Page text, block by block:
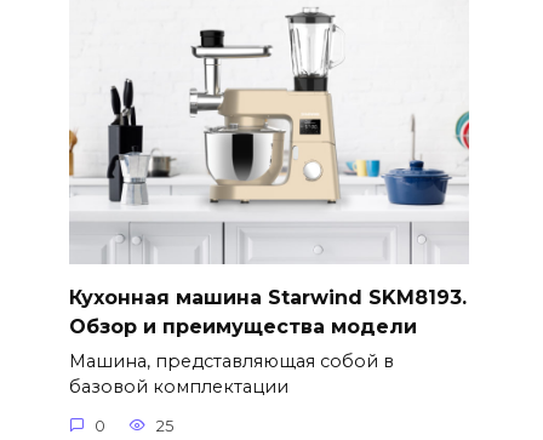
Кухонная машина Starwind SKM8193.
Обзор и преимущества модели
Машина, представляющая собой в
базовой комплектации
0 25